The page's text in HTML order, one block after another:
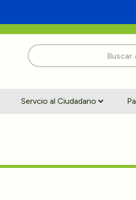
Buscar:
Servcio al Ciudadano